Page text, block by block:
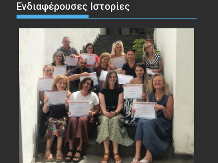
Ενδιαφέρουσες Ιστορίες